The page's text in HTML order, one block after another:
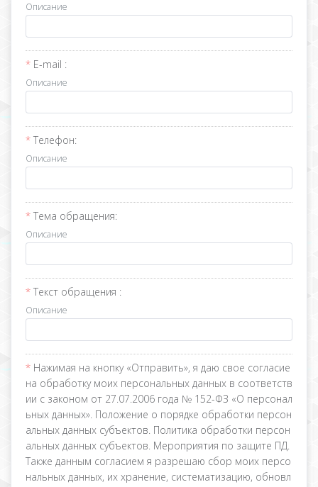
Описание
E-mail :
Описание
Телефон:
Описание
Тема обращения:
Описание
Текст обращения :
Описание
Нажимая на кнопку «Отправить», я даю свое согласие
на обработку моих персональных данных в соответств
ии с законом от 27.07.2006 года № 152-ФЗ «О персонал
ьных данных». Положение о порядке обработки персон
альных данных субъектов. Политика обработки персон
альных данных субъектов. Мероприятия по защите ПД.
Также данным согласием я разрешаю сбор моих персо
нальных данных, их хранение, систематизацию, обновл